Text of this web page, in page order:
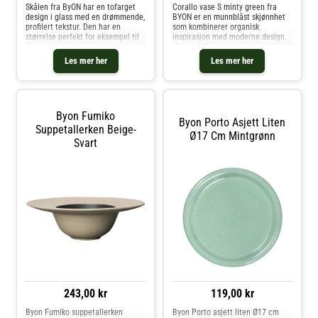
Les mer her
Skålen fra ByON har en tofarget
design i glass med en drømmende,
profilert tekstur. Den har en
størrelse perfekt for eksempel til
servering eller oppbevaring av
smykker. Kan også brukes som
dekorasjon. Om skålen fra ByON-
Finnes i forskjellige farger.- Laget
skålen- Håndvask anbefales. Kjøp
Serveringsskåler og andre Skåler
& Serveringsfat hos Royal Design.
Les mer her
Corallo vase S minty green fra
BYON er en munnblåst skjønnhet
som kombinerer organisk
inspirasjon med moderne design.
Vasen er liten og nett, med en
ekstravagant form som minner om
koraller på havbunnen. Den
kompakte størrelsen gjør den lett
Byon Fumiko
Suppetallerken Beige-
Svart
243,00 kr
Byon Fumiko suppetallerken
Byon Porto Asjett Liten
Ø17 Cm Mintgrønn
119,00 kr
Byon Porto asjett liten Ø17 cm